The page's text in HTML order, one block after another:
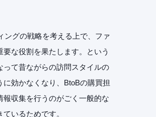
ングの戦略を考える上で、ファ
要な役割を果たします。という
って昔ながらの訪問スタイルの
に効かなくなり、BtoBの購買担
報収集を行うのがごく一般的な
いるためです。